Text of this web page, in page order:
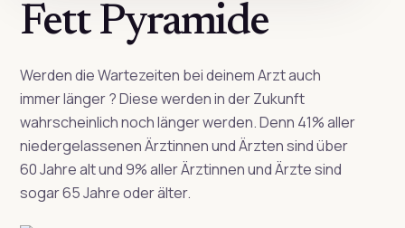
Fett Pyramide
Werden die Wartezeiten bei deinem Arzt auch
immer länger ? Diese werden in der Zukunft
wahrscheinlich noch länger werden. Denn 41% aller
niedergelassenen Ärztinnen und Ärzten sind über
60 Jahre alt und 9% aller Ärztinnen und Ärzte sind
sogar 65 Jahre oder älter.